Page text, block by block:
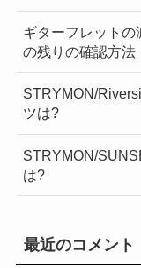
ギターフレットの
の残りの確認方法
STRYMON/
ツは?
STRYMON/
は?
最近のコメント